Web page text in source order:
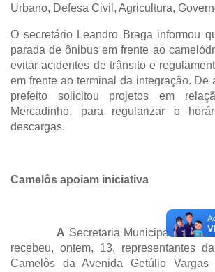
Urbano, Defesa Civil, Agricultura,
O secretário Leandro Braga informou
parada de ônibus em frente ao
evitar acidentes de trânsito e
em frente ao terminal da integração. De
prefeito solicitou projetos em
Mercadinho, para regularizar o
descargas.
Camelôs apoiam iniciativa
A Secretaria Municipal de
recebeu, ontem, 13, representantes
Camelôs da Avenida Getúlio